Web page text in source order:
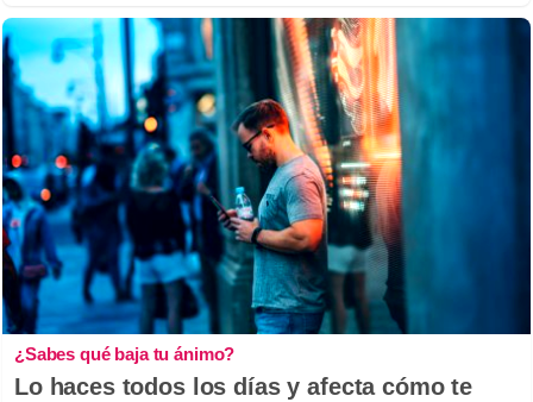
¿Sabes qué baja tu ánimo?
Lo haces todos los días y afecta cómo te